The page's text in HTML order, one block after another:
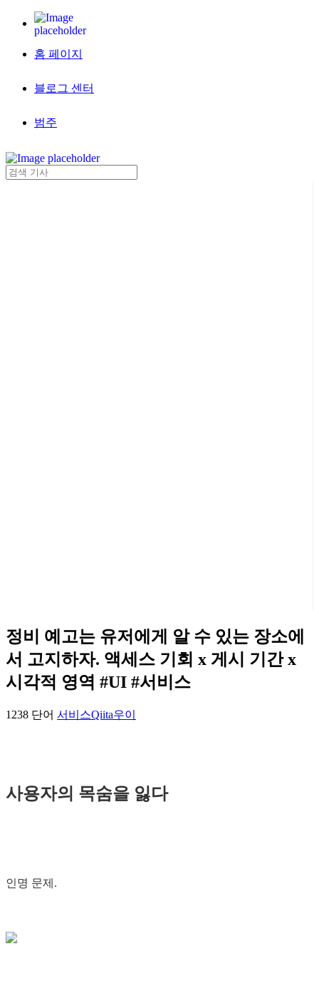
홈 페이지
블로그 센터
범주
정비 예고는 유저에게 알 수 있는 장소에
서 고지하자. 액세스 기회 x 게시 기간 x
시각적 영역 #UI #서비스
1238 단어 서비스Qiita우이
사용자의 목숨을 잃다
인명 문제.